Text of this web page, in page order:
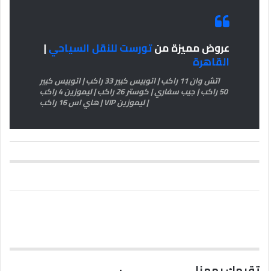
عروض مميزة منتورست للنقل السياحي|
القاهرة
اتش وان 11 راكب | اتوبيس كبير 33 راكب | اتوبيس كبير
50 راكب | جيب سفاري | كوستر 26 راكب | ليموزين 4 راكب
| ليموزين VIP | هاي اس 16 راكب